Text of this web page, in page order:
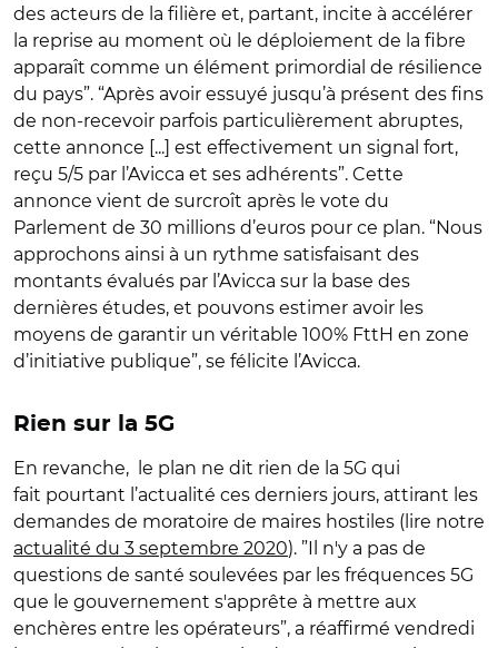
des acteurs de la filière et, partant, incite à accélérer
la reprise au moment où le déploiement de la fibre
apparaît comme un élément primordial de résilience
du pays”. “Après avoir essuyé jusqu’à présent des fins
de non-recevoir parfois particulièrement abruptes,
cette annonce [...] est effectivement un signal fort,
reçu 5/5 par l’Avicca et ses adhérents”. Cette
annonce vient de surcroît après le vote du
Parlement de 30 millions d’euros pour ce plan. “Nous
approchons ainsi à un rythme satisfaisant des
montants évalués par l’Avicca sur la base des
dernières études, et pouvons estimer avoir les
moyens de garantir un véritable 100% FttH en zone
d’initiative publique”, se félicite l’Avicca.
Rien sur la 5G
En revanche, le plan ne dit rien de la 5G qui
fait pourtant l’actualité ces derniers jours, attirant les
demandes de moratoire de maires hostiles (lire notre
actualité du 3 septembre 2020). ”Il n'y a pas de
questions de santé soulevées par les fréquences 5G
que le gouvernement s'apprête à mettre aux
enchères entre les opérateurs”, a réaffirmé vendredi